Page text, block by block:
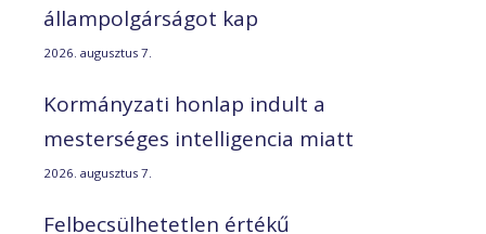
állampolgárságot kap
2026. augusztus 7.
Kormányzati honlap indult a
mesterséges intelligencia miatt
2026. augusztus 7.
Felbecsülhetetlen értékű